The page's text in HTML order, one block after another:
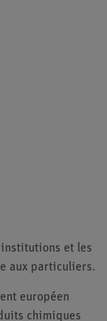
institutions et les
aux particuliers.
européen
chimiques